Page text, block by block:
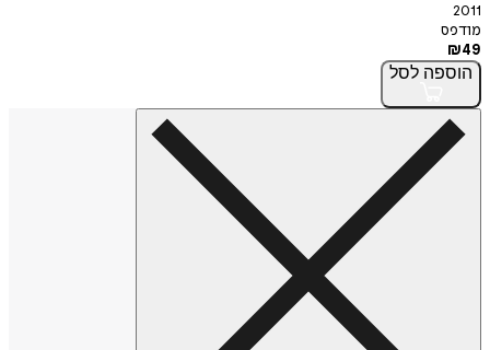
2011
מודפס
₪49
הוספה לסל